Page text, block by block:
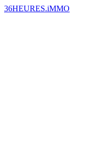
36HEURES.iMMO